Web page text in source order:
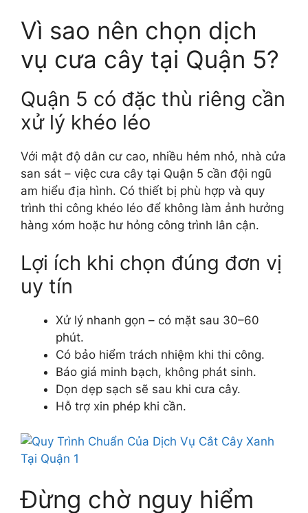
Vì sao nên chọn dịch
vụ cưa cây tại Quận 5?
Quận 5 có đặc thù riêng cần
xử lý khéo léo
Với mật độ dân cư cao, nhiều hẻm nhỏ, nhà cửa
san sát – việc cưa cây tại Quận 5 cần đội ngũ
am hiểu địa hình. Có thiết bị phù hợp và quy
trình thi công khéo léo để không làm ảnh hưởng
hàng xóm hoặc hư hỏng công trình lân cận.
Lợi ích khi chọn đúng đơn vị
uy tín
Xử lý nhanh gọn – có mặt sau 30–60
phút.
Có bảo hiểm trách nhiệm khi thi công.
Báo giá minh bạch, không phát sinh.
Dọn dẹp sạch sẽ sau khi cưa cây.
Hỗ trợ xin phép khi cần.
Đừng chờ nguy hiểm